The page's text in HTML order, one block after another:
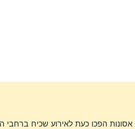
אסונות הפכו כעת לאירוע שכיח ברחבי